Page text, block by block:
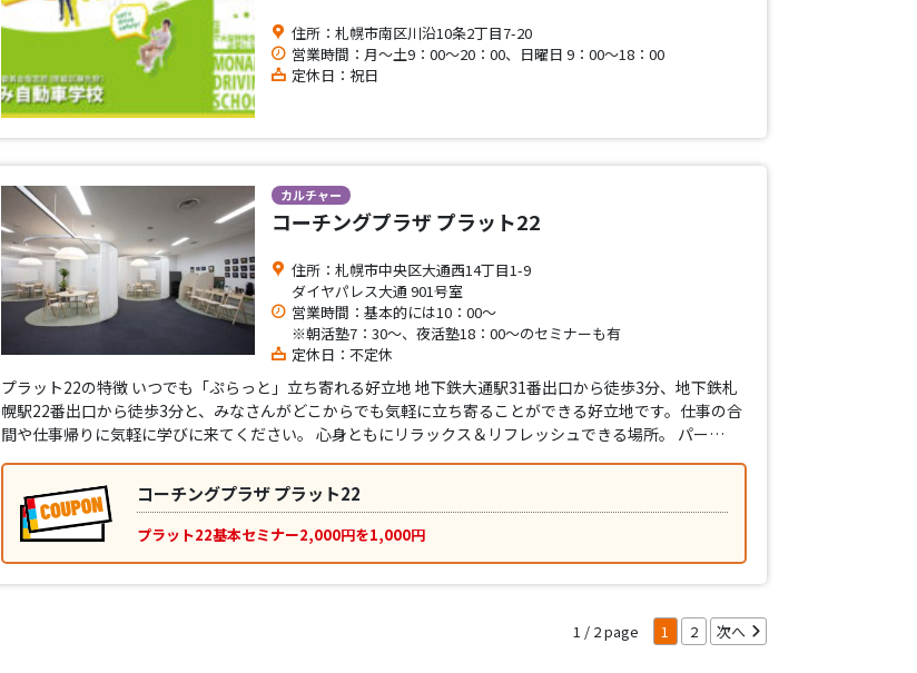
住所：札幌市南区川沿10条2丁目7-20
営業時間：月～土9：00～20：00、日曜日 9：00～18：00
定休日：祝日
カルチャー
コーチングプラザ プラット22
住所：札幌市中央区大通西14丁目1-9
ダイヤパレス大通 901号室
営業時間：基本的には10：00～
※朝活塾7：30～、夜活塾18：00～のセミナーも有
定休日：不定休
プラット22の特徴 いつでも「ぷらっと」立ち寄れる好立地 地下鉄大通駅31番出口から徒歩3分、地下鉄札
幌駅22番出口から徒歩3分と、みなさんがどこからでも気軽に立ち寄ることができる好立地です。仕事の合
間や仕事帰りに気軽に学びに来てください。 心身ともにリラックス＆リフレッシュできる場所。 パー…
コーチングプラザ プラット22
プラット22基本セミナー2,000円を1,000円
1 / 2 1 2 次へ